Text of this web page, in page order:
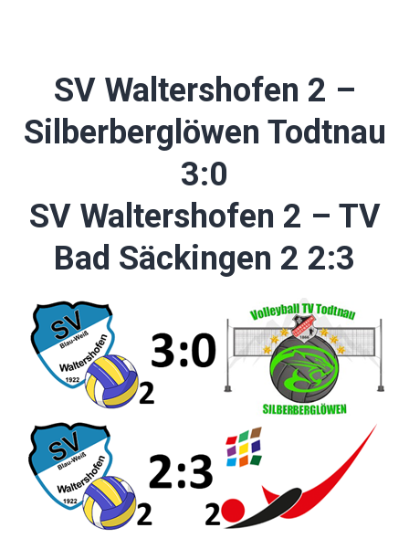
SV Waltershofen 2 –
Silberberglöwen Todtnau
3:0
SV Waltershofen 2 – TV
Bad Säckingen 2 2:3